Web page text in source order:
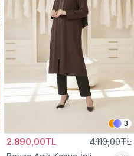
3
2.890,00TL 4.110,00TL